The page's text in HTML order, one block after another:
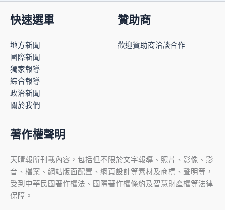
快速選單
地方新聞
國際新聞
獨家報導
綜合報導
政治新聞
關於我們
贊助商
歡迎贊助商洽談合作
著作權聲明
天晴報所刊載內容，包括但不限於文字報導、照片、影像、影
音、檔案、網站版面配置、網頁設計等素材及商標、聲明等，
受到中華民國著作權法、國際著作權條約及智慧財產權等法律
保障。